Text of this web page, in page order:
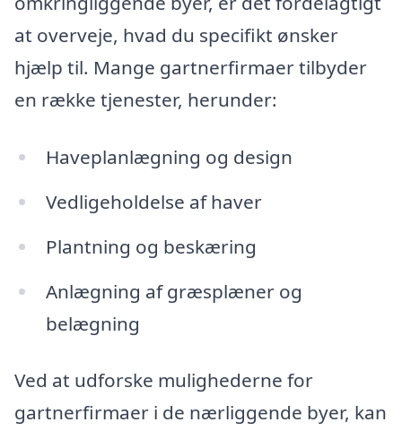
at overveje, hvad du specifikt ønsker
hjælp til. Mange gartnerfirmaer tilbyder
en række tjenester, herunder:
Haveplanlægning og design
Vedligeholdelse af haver
Plantning og beskæring
Anlægning af græsplæner og
belægning
Ved at udforske mulighederne for
gartnerfirmaer i de nærliggende byer, kan